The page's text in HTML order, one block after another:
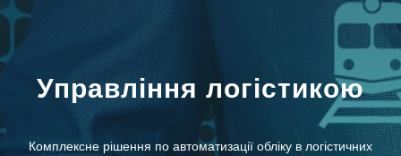
Управління логістикою
Комплексне рішення по автоматизації обліку в логістичних